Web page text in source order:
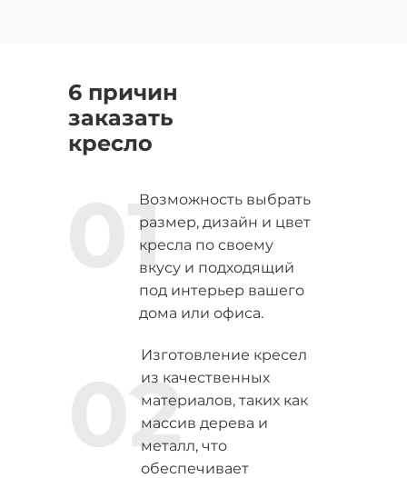
6 причин
заказать
кресло
Возможность выбрать
размер, дизайн и цвет
кресла по своему
вкусу и подходящий
под интерьер вашего
дома или офиса.
Изготовление кресел
из качественных
материалов, таких как
массив дерева и
металл, что
обеспечивает
01
02